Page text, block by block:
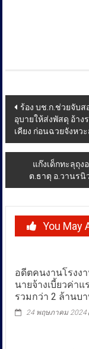
Post
navigation
ร้อง บช.ก.ช่วยจับ
อุบายให้ส่งพัสดุ อ้า
เคียง ก่อนฉวยจังหว
แก๊งเด็กทะลุถุ
ต.ธาตุ อ.วานร
You May
อดีตคนงานโรงง
นายจ้างเบี้ยวค่า
รวมกว่า 2 ล้านบ
24 พฤษภาคม 2024